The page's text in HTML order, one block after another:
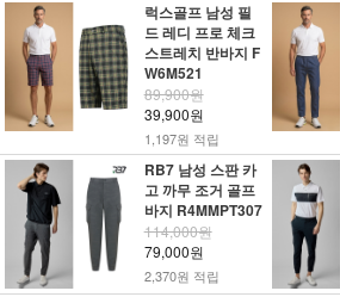
럭스골프 남성 필
드 레디 프로 체크
스트레치 반바지 F
W6M521
89,900원
39,900원
1,197원 적립
RB7 남성 스판 카
고 까무 조거 골프
바지 R4MMPT307
114,000원
79,000원
2,370원 적립